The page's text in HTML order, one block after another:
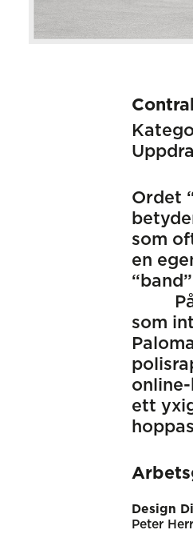
Ordet
som
en
som
ett
Design
Peter